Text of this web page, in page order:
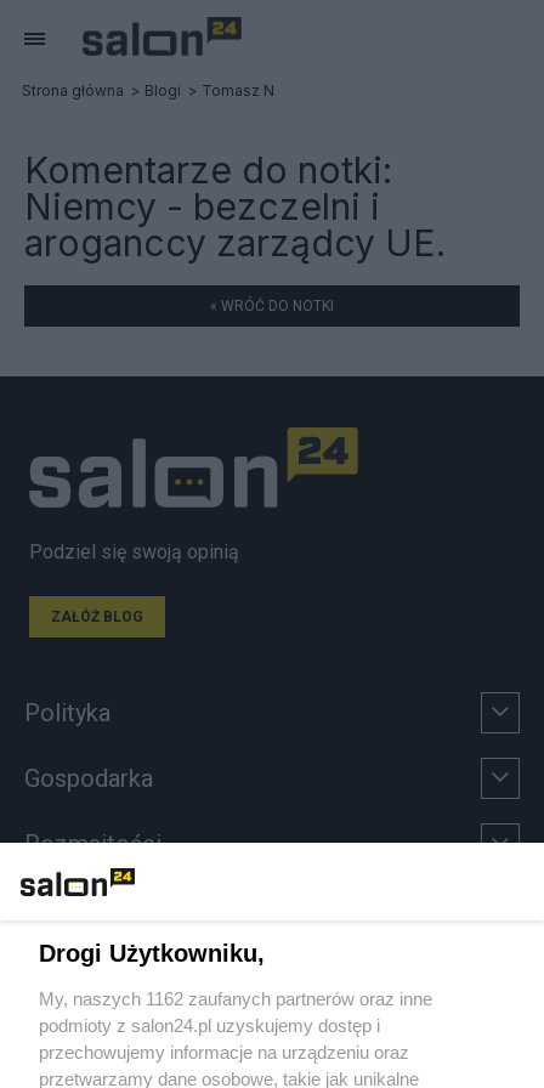
Strona główna Blogi Tomasz N
Komentarze do notki:
Niemcy - bezczelni i
aroganccy zarządcy UE.
« WRÓĆ DO NOTKI
Podziel się swoją opinią
ZAŁÓŻ BLOG
Polityka
Gospodarka
Rozmaitości
Sport
Społeczeństwo
Drogi Użytkowniku,
My, naszych 1162 zaufanych partnerów oraz inne
podmioty z salon24.pl uzyskujemy dostęp i
przechowujemy informacje na urządzeniu oraz
przetwarzamy dane osobowe, takie jak unikalne